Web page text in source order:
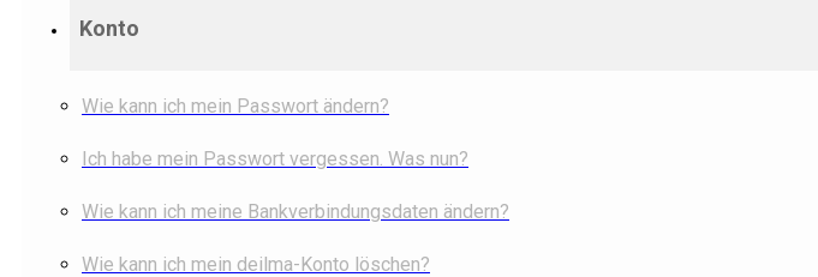
Konto
Wie kann ich mein Passwort ändern?
Ich habe mein Passwort vergessen. Was nun?
Wie kann ich meine Bankverbindungsdaten ändern?
Wie kann ich mein deilma-Konto löschen?